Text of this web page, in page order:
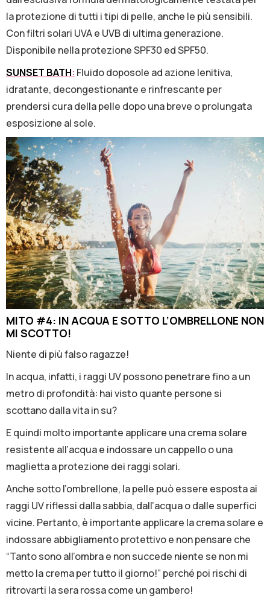
la protezione di tutti i tipi di pelle, anche le più sensibili.
Con filtri solari UVA e UVB di ultima generazione.
Disponibile nella protezione SPF30 ed SPF50.
SUNSET BATH: Fluido doposole ad azione lenitiva,
idratante, decongestionante e rinfrescante per
prendersi cura della pelle dopo una breve o prolungata
esposizione al sole.
MITO #4: IN ACQUA E SOTTO L’OMBRELLONE NON
MI SCOTTO!
Niente di più falso ragazze!
ln acqua, infatti, i raggi UV possono penetrare fino a un
metro di profondità: hai visto quante persone si
scottano dalla vita in su?
E quindi molto importante applicare una crema solare
resistente all’acqua e indossare un cappello o una
maglietta a protezione dei raggi solari.
Anche sotto l’ombrellone, la pelle può essere esposta ai
raggi UV riflessi dalla sabbia, dall’acqua o dalle superfici
vicine. Pertanto, è importante applicare la crema solare e
indossare abbigliamento protettivo e non pensare che
“Tanto sono all’ombra e non succede niente se non mi
metto la crema per tutto il giorno!” perché poi rischi di
ritrovarti la sera rossa come un gambero!